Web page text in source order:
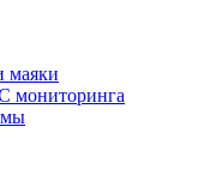
маяки
мониторинга